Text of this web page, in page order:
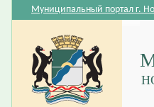
Муниципальный портал г.